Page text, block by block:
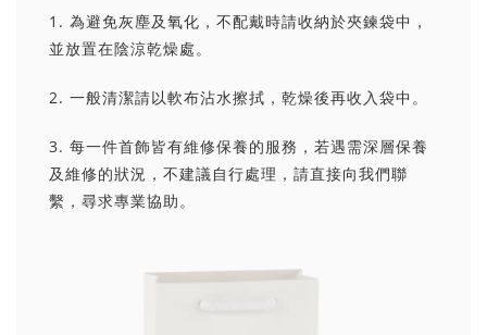
1. 為避免灰塵及氧化，不配戴時請收納於夾鍊袋中，
並放置在陰涼乾燥處。
2. 一般清潔請以軟布沾水擦拭，乾燥後再收入袋中。
3. 每一件首飾皆有維修保養的服務，若遇需深層保養
及維修的狀況，不建議自行處理，請直接向我們聯
繫，尋求專業協助。